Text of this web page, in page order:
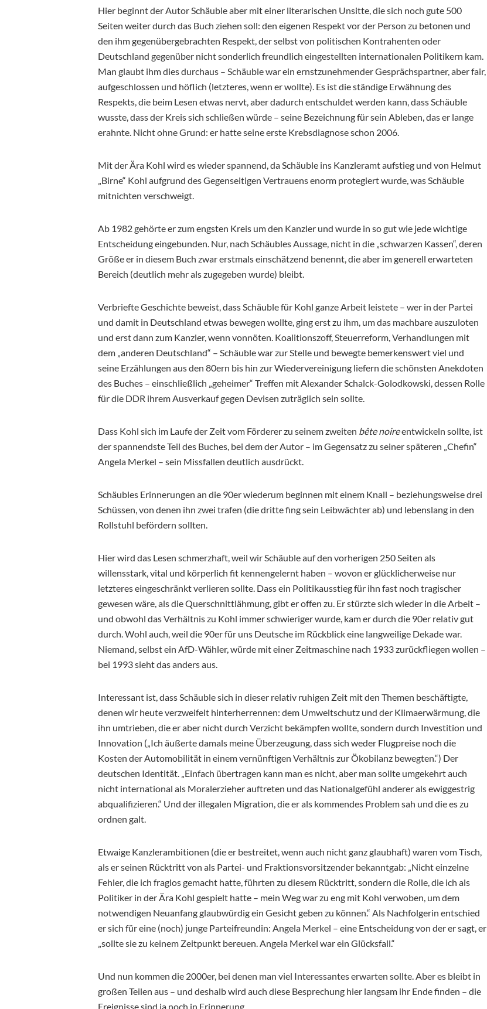
Hier beginnt der Autor Schäuble aber mit einer literarischen Unsitte, die sich noch gute 500
Seiten weiter durch das Buch ziehen soll: den eigenen Respekt vor der Person zu betonen und
den ihm gegenübergebrachten Respekt, der selbst von politischen Kontrahenten oder
Deutschland gegenüber nicht sonderlich freundlich eingestellten internationalen Politikern kam.
Man glaubt ihm dies durchaus – Schäuble war ein ernstzunehmender Gesprächspartner, aber fair,
aufgeschlossen und höflich (letzteres, wenn er wollte). Es ist die ständige Erwähnung des
Respekts, die beim Lesen etwas nervt, aber dadurch entschuldet werden kann, dass Schäuble
wusste, dass der Kreis sich schließen würde – seine Bezeichnung für sein Ableben, das er lange
erahnte. Nicht ohne Grund: er hatte seine erste Krebsdiagnose schon 2006.
Mit der Ära Kohl wird es wieder spannend, da Schäuble ins Kanzleramt aufstieg und von Helmut
„Birne“ Kohl aufgrund des Gegenseitigen Vertrauens enorm protegiert wurde, was Schäuble
mitnichten verschweigt.
Ab 1982 gehörte er zum engsten Kreis um den Kanzler und wurde in so gut wie jede wichtige
Entscheidung eingebunden. Nur, nach Schäubles Aussage, nicht in die „schwarzen Kassen“, deren
Größe er in diesem Buch zwar erstmals einschätzend benennt, die aber im generell erwarteten
Bereich (deutlich mehr als zugegeben wurde) bleibt.
Verbriefte Geschichte beweist, dass Schäuble für Kohl ganze Arbeit leistete – wer in der Partei
und damit in Deutschland etwas bewegen wollte, ging erst zu ihm, um das machbare auszuloten
und erst dann zum Kanzler, wenn vonnöten. Koalitionszoff, Steuerreform, Verhandlungen mit
dem „anderen Deutschland“ – Schäuble war zur Stelle und bewegte bemerkenswert viel und
seine Erzählungen aus den 80ern bis hin zur Wiedervereinigung liefern die schönsten Anekdoten
des Buches – einschließlich „geheimer“ Treffen mit Alexander Schalck-Golodkowski, dessen Rolle
für die DDR ihrem Ausverkauf gegen Devisen zuträglich sein sollte.
Dass Kohl sich im Laufe der Zeit vom Förderer zu seinem zweiten bête noireentwickeln sollte, ist
der spannendste Teil des Buches, bei dem der Autor – im Gegensatz zu seiner späteren „Chefin“
Angela Merkel – sein Missfallen deutlich ausdrückt.
Schäubles Erinnerungen an die 90er wiederum beginnen mit einem Knall – beziehungsweise drei
Schüssen, von denen ihn zwei trafen (die dritte fing sein Leibwächter ab) und lebenslang in den
Rollstuhl befördern sollten.
Hier wird das Lesen schmerzhaft, weil wir Schäuble auf den vorherigen 250 Seiten als
willensstark, vital und körperlich fit kennengelernt haben – wovon er glücklicherweise nur
letzteres eingeschränkt verlieren sollte. Dass ein Politikausstieg für ihn fast noch tragischer
gewesen wäre, als die Querschnittlähmung, gibt er offen zu. Er stürzte sich wieder in die Arbeit –
und obwohl das Verhältnis zu Kohl immer schwieriger wurde, kam er durch die 90er relativ gut
durch. Wohl auch, weil die 90er für uns Deutsche im Rückblick eine langweilige Dekade war.
Niemand, selbst ein AfD-Wähler, würde mit einer Zeitmaschine nach 1933 zurückfliegen wollen –
bei 1993 sieht das anders aus.
Interessant ist, dass Schäuble sich in dieser relativ ruhigen Zeit mit den Themen beschäftigte,
denen wir heute verzweifelt hinterherrennen: dem Umweltschutz und der Klimaerwärmung, die
ihn umtrieben, die er aber nicht durch Verzicht bekämpfen wollte, sondern durch Investition und
Innovation („Ich äußerte damals meine Überzeugung, dass sich weder Flugpreise noch die
Kosten der Automobilität in einem vernünftigen Verhältnis zur Ökobilanz bewegten.“) Der
deutschen Identität. „Einfach übertragen kann man es nicht, aber man sollte umgekehrt auch
nicht international als Moralerzieher auftreten und das Nationalgefühl anderer als ewiggestrig
abqualifizieren.“ Und der illegalen Migration, die er als kommendes Problem sah und die es zu
ordnen galt.
Etwaige Kanzlerambitionen (die er bestreitet, wenn auch nicht ganz glaubhaft) waren vom Tisch,
als er seinen Rücktritt von als Partei- und Fraktionsvorsitzender bekanntgab: „Nicht einzelne
Fehler, die ich fraglos gemacht hatte, führten zu diesem Rücktritt, sondern die Rolle, die ich als
Politiker in der Ära Kohl gespielt hatte – mein Weg war zu eng mit Kohl verwoben, um dem
notwendigen Neuanfang glaubwürdig ein Gesicht geben zu können.“ Als Nachfolgerin entschied
er sich für eine (noch) junge Parteifreundin: Angela Merkel – eine Entscheidung von der er sagt, er
„sollte sie zu keinem Zeitpunkt bereuen. Angela Merkel war ein Glücksfall.“
Und nun kommen die 2000er, bei denen man viel Interessantes erwarten sollte. Aber es bleibt in
großen Teilen aus – und deshalb wird auch diese Besprechung hier langsam ihr Ende finden – die
Ereignisse sind ja noch in Erinnerung.